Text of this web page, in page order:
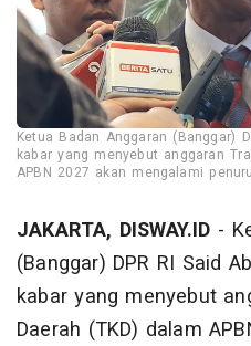
Ketua Badan Anggaran (Banggar)
kabar yang menyebut anggaran
APBN 2027 akan mengalami
JAKARTA, DISWAY.ID -
(Banggar) DPR RI Said
kabar yang menyebut
Daerah (TKD) dalam